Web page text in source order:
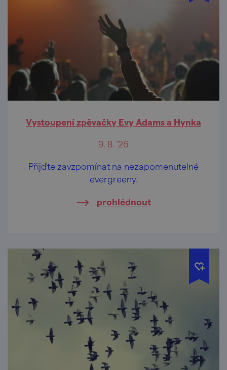
Vystoupení zpěvačky Evy Adams a Hynka
9. 8. '26
Přijďte zavzpomínat na nezapomenutelné
evergreeny.
prohlédnout